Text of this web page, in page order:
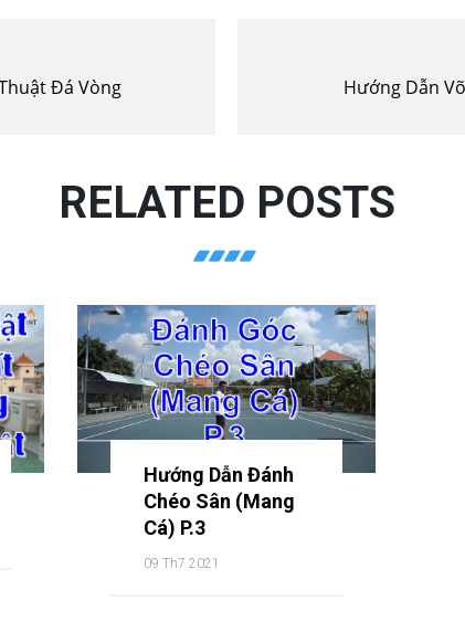
Đá Vòng Hướng Dẫn
RELATED POSTS
Hướng Dẫn Đánh
Chéo Sân (Mang
Cá) P.3
09 Th7 2021